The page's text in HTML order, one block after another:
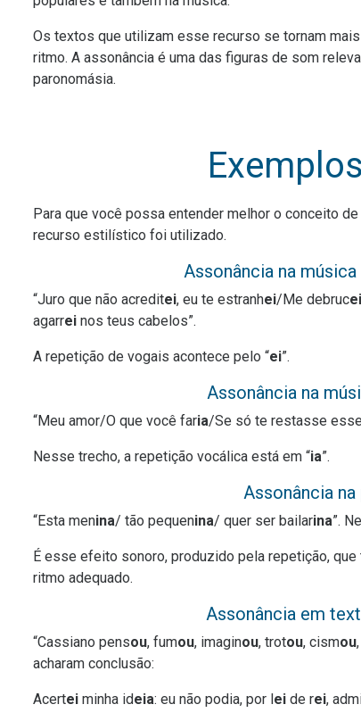
Os textos que utilizam esse recurso se tornam
ritmo. A assonância é uma das figuras de som
paronomásia.
Para que você possa entender melhor o conceito
recurso estilístico foi utilizado.
Assonância na
“Juro que não acreditei, eu te estranhei/Me debrucei
agarrei nos teus cabelos”.
A repetição de vogais acontece pelo “ei”.
Assonância na
“Meu amor/O que você faria/Se só te restasse
Nesse trecho, a repetição vocálica está em “ia”.
Assonância
“Esta menina/ tão pequenina/ quer ser bailarina”.
É esse efeito sonoro, produzido pela repetição,
ritmo adequado.
Assonância em
“Cassiano pensou, fumou, imaginou, trotou, cismou
acharam conclusão:
Acertei minha ideia: eu não podia, por l ei de rei,